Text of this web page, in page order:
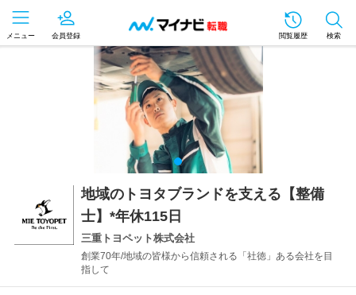
メニュー 会員登録 閲覧履歴 検索
地域のトヨタブランドを支える【整備
士】*年休115日
三重トヨペット株式会社
創業70年/地域の皆様から信頼される「社徳」ある会社を目
指して